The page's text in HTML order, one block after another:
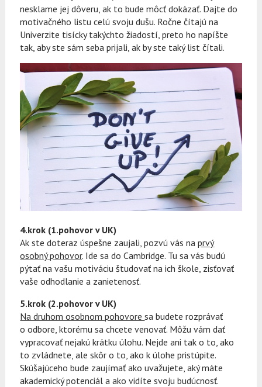
nesklame jej dôveru, ak to bude môcť dokázať. Dajte do
motivačného listu celú svoju dušu. Ročne čítajú na
Univerzite tisícky takýchto žiadostí, preto ho napíšte
tak, aby ste sám seba prijali, ak by ste taký list čítali.
4.krok (1.pohovor v UK)
Ak ste doteraz úspešne zaujali, pozvú vás naprvý
osobný pohovor. Ide sa do Cambridge. Tu sa vás budú
pýtať na vašu motiváciu študovať na ich škole, zisťovať
vaše odhodlanie a zanietenosť.
5.krok (2.pohovor v UK)
Na druhom osobnom pohovoresa budete rozprávať
o odbore, ktorému sa chcete venovať. Môžu vám dať
vypracovať nejakú krátku úlohu. Nejde ani tak o to, ako
to zvládnete, ale skôr o to, ako k úlohe pristúpite.
Skúšajúceho bude zaujímať ako uvažujete, aký máte
akademický potenciál a ako vidíte svoju budúcnosť.